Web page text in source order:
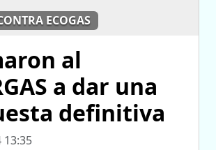
ECOGAS
al
a dar una
definitiva
13:35